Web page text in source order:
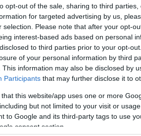
opt-out of the sale, sharing to third
for targeted advertising by us,
selection. Please note that after your opt-
interest-based ads based on personal
to third parties prior to your opt-
of your personal information by third
This information may also be disclosed by
Participants that may further disclose it to
that this website/app uses one or more
but not limited to your visit or
to Google and its third-party tags to use
consent section.
το ΕΘΝΟΣ στη Google
προσεκτικά όλες τις
ethnos.grη διευθύντρια
να ανακοινωθεί το όνομα
του Ρότερνταμ.
ότι η επίσημη ανακοίνωση